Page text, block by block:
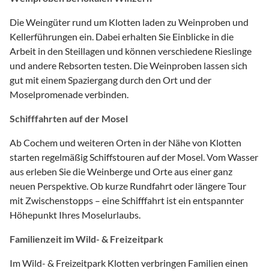
Die Weingüter rund um Klotten laden zu Weinproben und
Kellerführungen ein. Dabei erhalten Sie Einblicke in die
Arbeit in den Steillagen und können verschiedene Rieslinge
und andere Rebsorten testen. Die Weinproben lassen sich
gut mit einem Spaziergang durch den Ort und der
Moselpromenade verbinden.
Schifffahrten auf der Mosel
Ab Cochem und weiteren Orten in der Nähe von Klotten
starten regelmäßig Schiffstouren auf der Mosel. Vom Wasser
aus erleben Sie die Weinberge und Orte aus einer ganz
neuen Perspektive. Ob kurze Rundfahrt oder längere Tour
mit Zwischenstopps – eine Schifffahrt ist ein entspannter
Höhepunkt Ihres Moselurlaubs.
Familienzeit im Wild- & Freizeitpark
Im Wild- & Freizeitpark Klotten verbringen Familien einen